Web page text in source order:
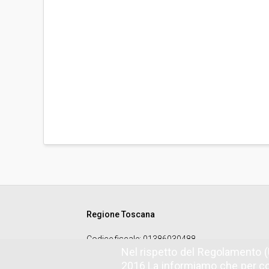
Regione Toscana
Codice fiscale: 01386030488
Nel rispetto del Regolamento
2016 La informiamo che per